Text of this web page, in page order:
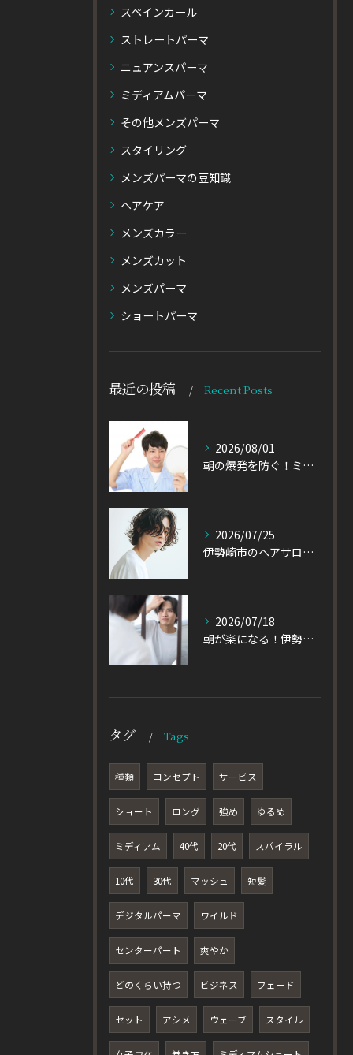
スペインカール
ストレートパーマ
ニュアンスパーマ
ミディアムパーマ
その他メンズパーマ
スタイリング
メンズパーマの豆知識
ヘアケア
メンズカラー
メンズカット
メンズパーマ
ショートパーマ
最近の投稿 Recent Posts
2026/08/01
朝の爆発を防ぐ！ミディアムヘアのメンズがパーマをかけるべき理由
2026/07/25
伊勢崎市のヘアサロン発！黒髪でも重たく見えない大人パーマとは
2026/07/18
朝が楽になる！伊勢崎市の美容室が教える大人パーマスタイル
タグ Tags
種類 コンセプト サービス
ショート ロング 強め ゆるめ
ミディアム 40代 20代 スパイラル
10代 30代 マッシュ 短髪
デジタルパーマ ワイルド
センターパート 爽やか
どのくらい持つ ビジネス フェード
セット アシメ ウェーブ スタイル